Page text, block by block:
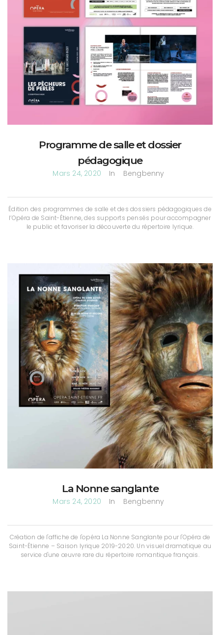
Programme de salle et dossier
pédagogique
Mars 24, 2020 In Bengbenny
Édition des programmes de salle et des dossiers pédagogiques de
l’Opéra de Saint-Étienne, des supports pensés pour accompagner
le public et favoriser la découverte du répertoire lyrique.
La Nonne sanglante
Mars 24, 2020 In Bengbenny
Création de l'affiche de l'opéra La Nonne Sanglante pour l'Opéra de
Saint-Étienne – Saison lyrique 2019-2020. Un visuel dramatique au
service d'une œuvre rare du répertoire romantique français.